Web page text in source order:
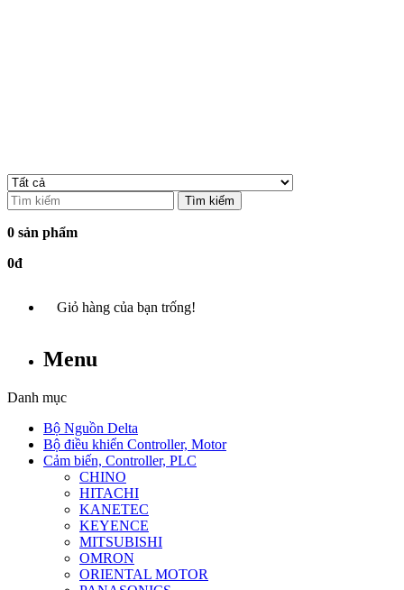
Tìm kiếm
0 sản phẩm
0đ
Giỏ hàng của bạn trống!
Menu
Danh mục
Bộ Nguồn Delta
Bộ điều khiển Controller, Motor
Cảm biến, Controller, PLC
CHINO
HITACHI
KANETEC
KEYENCE
MITSUBISHI
OMRON
ORIENTAL MOTOR